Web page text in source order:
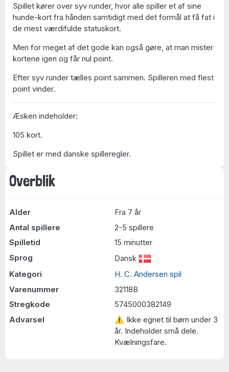
Overblik
Alder
Fra 7 år
Antal spillere
2-5 spillere
Spilletid
15 minutter
Sprog
Dansk
Kategori
H. C. Andersen spil
Varenummer
32118B
Stregkode
5745000382149
Advarsel
⚠ Ikke egnet til børn under 3
år. Indeholder små dele.
Kvælningsfare.
Spillet kører over syv runder, hvor alle spiller et af sine
hunde-kort fra hånden samtidigt med det formål at få fat i
de mest værdifulde statuskort.
Men for meget af det gode kan også gøre, at man mister
kortene igen og får nul point.
Efter syv runder tælles point sammen. Spilleren med flest
point vinder.
Æsken indeholder:
105 kort.
Spillet er med danske spilleregler.